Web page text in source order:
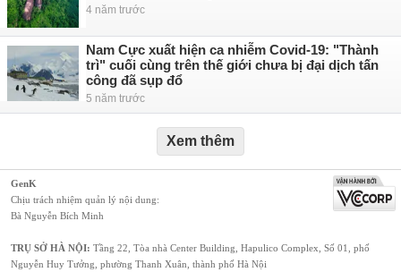
4 năm trước
Nam Cực xuất hiện ca nhiễm Covid-19: "Thành
trì" cuối cùng trên thế giới chưa bị đại dịch tấn
công đã sụp đổ
5 năm trước
Xem thêm
GenK
Chịu trách nhiệm quản lý nội dung:
Bà Nguyễn Bích Minh
TRỤ SỞ HÀ NỘI: Tầng 22, Tòa nhà Center Building, Hapulico Complex, Số 01, phố
Nguyễn Huy Tưởng, phường Thanh Xuân, thành phố Hà Nội